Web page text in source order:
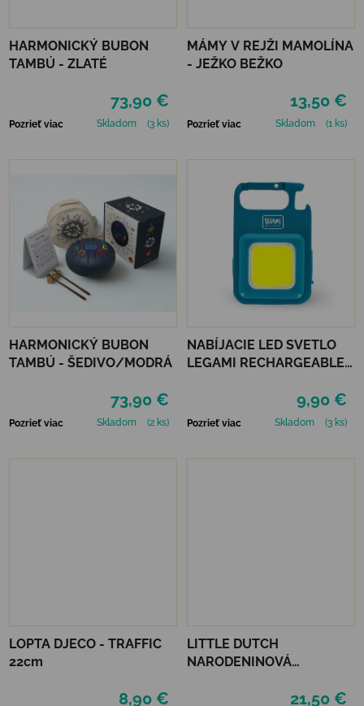
HARMONICKÝ BUBON
TAMBÚ - ZLATÉ
73,90 €
Pozrieť viac Skladom (3 ks)
MÁMY V REJŽI MAMOLÍNA
- JEŽKO BEŽKO
13,50 €
Pozrieť viac Skladom (1 ks)
HARMONICKÝ BUBON
TAMBÚ - ŠEDIVO/MODRÁ
73,90 €
Pozrieť viac Skladom (2 ks)
NABÍJACIE LED SVETLO
LEGAMI RECHARGEABLE
9,90 €
Pozrieť viac Skladom (3 ks)
LOPTA DJECO - TRAFFIC
22cm
8,90 €
LITTLE DUTCH
NARODENINOVÁ
21,50 €